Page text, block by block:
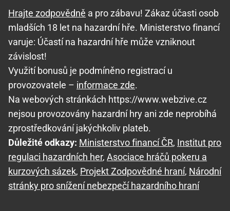
Hrajte zodpovědně a pro zábavu! Zákaz účasti osob
mladších 18 let na hazardní hře. Ministerstvo financí
varuje: Účastí na hazardní hře může vzniknout
závislost!
Využití bonusů je podmíněno registrací u
provozovatele – informace zde.
Na webových stránkách https://www.webzive.cz
nejsou provozovány hazardní hry ani zde neprobíhá
zprostředkování jakýchkoliv plateb.
Důležité odkazy: Ministerstvo financí ČR, Institut pro
regulaci hazardních her, Asociace hráčů pokeru a
kurzových sázek, Projekt Zodpovědné hraní, Národní
stránky pro snížení nebezpečí hazardního hraní